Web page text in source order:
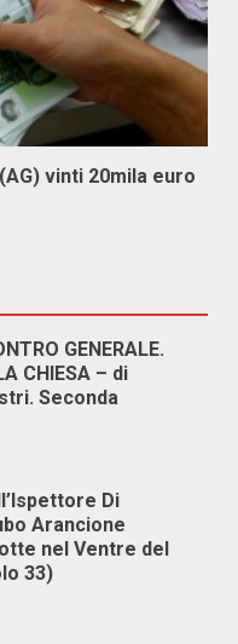
vinti 20mila euro
GENERALE.
CHIESA – di
Seconda
Di
Arancione
nel Ventre del
33)